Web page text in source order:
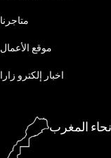
متاجرنا
موقع الأعمال
اخبار إلكترو زارا
المغرب